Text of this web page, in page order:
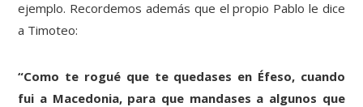
ejemplo. Recordemos además que el propio Pablo le dice
a Timoteo:
“Como te rogué que te quedases en Éfeso, cuando
fui a Macedonia, para que mandases a algunos que